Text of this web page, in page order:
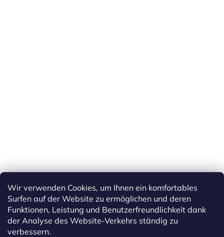
Wir verwenden Cookies, um Ihnen ein komfortables
Surfen auf der Website zu ermöglichen und deren
Funktionen, Leistung und Benutzerfreundlichkeit dank
der Analyse des Website-Verkehrs ständig zu
verbessern.